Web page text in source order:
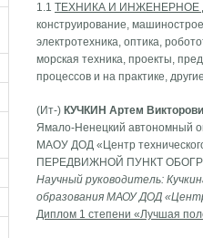
1.1 ТЕХНИКА И ИНЖЕНЕРНОЕ
конструирование,
электротехника, оптика,
морская техника, проекты,
процессов и на практике,
(Ит-) КУЧКИН Артем
Ямало-Ненецкий автономный
МАОУ ДОД «Центр
ПЕРЕДВИЖНОЙ ПУНКТ
Научный руководитель:
образования МАОУ ДОД
Диплом 1 степени «Лучшая